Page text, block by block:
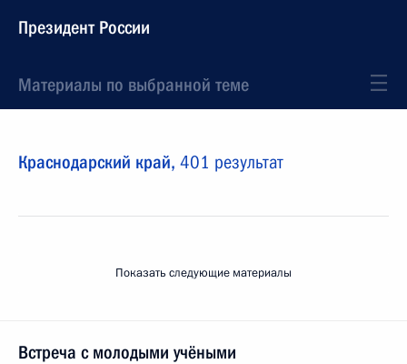
Президент России
Материалы по выбранной теме
Краснодарский край, 401 результат
Показать следующие материалы
Встреча с молодыми учёными